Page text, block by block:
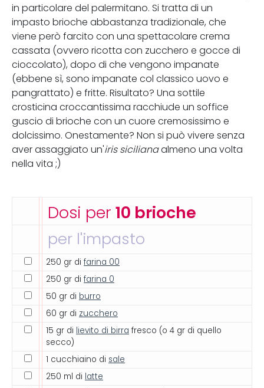
in particolare del palermitano. Si tratta di un
impasto brioche abbastanza tradizionale, che
viene però farcito con una spettacolare crema
cassata (ovvero ricotta con zucchero e gocce di
cioccolato), dopo di che vengono impanate
(ebbene sì, sono impanate col classico uovo e
pangrattato) e fritte. Risultato? Una sottile
crosticina croccantissima racchiude un soffice
guscio di brioche con un cuore cremosissimo e
dolcissimo. Onestamente? Non si può vivere senza
aver assaggiato un'iris sicilianaalmeno una volta
nella vita ;)
Dosi per 10 brioche
per l'impasto
250 gr di farina 00
250 gr di farina 0
50 gr di burro
60 gr di zucchero
15 gr di lievito di birra fresco (o 4 gr di quello
secco)
1 cucchiaino di sale
250 ml di latte